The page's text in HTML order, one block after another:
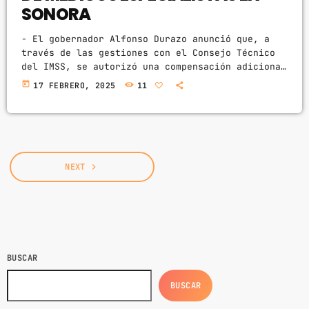
SONORA
- El gobernador Alfonso Durazo anunció que, a
través de las gestiones con el Consejo Técnico
del IMSS, se autorizó una compensación adicional
de seis mil a 10 mil pesos mensuales para
especialistas a participar en el proceso de […]
today 17 FEBRERO, 2025 11
NEXT navigate_next
BUSCAR
BUSCAR